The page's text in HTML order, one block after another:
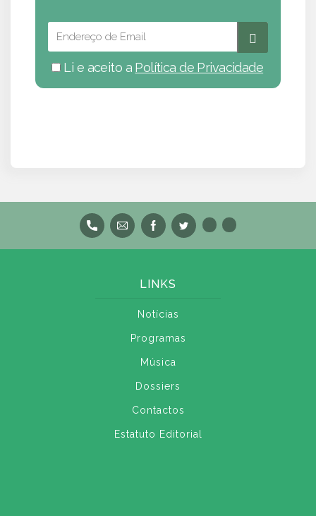
Li e aceito a Política de Privacidade
LINKS
Notícias
Programas
Música
Dossiers
Contactos
Estatuto Editorial